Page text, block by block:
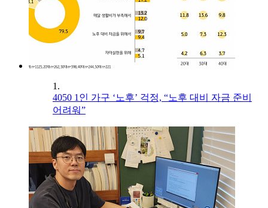
1.
4050 1인 가구 ‘노후’ 걱정, “노후 대비 자금 준비
어려워”